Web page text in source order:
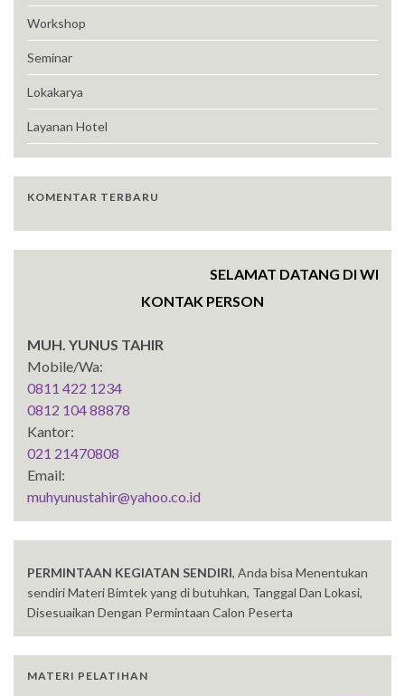
Workshop
Seminar
Lokakarya
Layanan Hotel
KOMENTAR TERBARU
SELAMAT DATANG DI
KONTAK PERSON
MUH. YUNUS TAHIR
Mobile/Wa:
0811 422 1234
0812 104 88878
Kantor:
021 21470808
Email:
muhyunustahir@yahoo.co.id
PERMINTAAN KEGIATAN SENDIRI, Anda bisa Menentukan
sendiri Materi Bimtek yang di butuhkan, Tanggal Dan Lokasi,
Disesuaikan Dengan Permintaan Calon Peserta
MATERI PELATIHAN